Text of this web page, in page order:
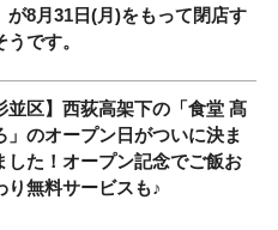
が8月31日(月)をもって閉店す
うです。
並区】西荻高架下の「食堂 髙
」のオープン日がついに決ま
した！オープン記念でご飯お
り無料サービスも♪